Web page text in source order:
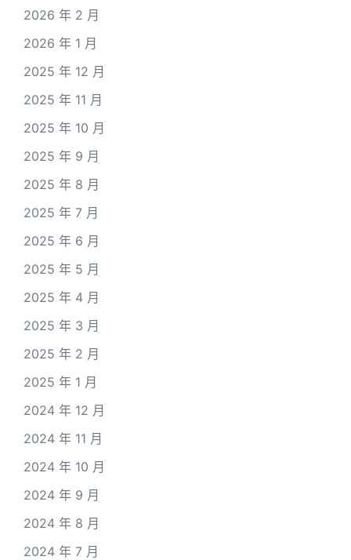
2026 年 2 月
2026 年 1 月
2025 年 12 月
2025 年 11 月
2025 年 10 月
2025 年 9 月
2025 年 8 月
2025 年 7 月
2025 年 6 月
2025 年 5 月
2025 年 4 月
2025 年 3 月
2025 年 2 月
2025 年 1 月
2024 年 12 月
2024 年 11 月
2024 年 10 月
2024 年 9 月
2024 年 8 月
2024 年 7 月